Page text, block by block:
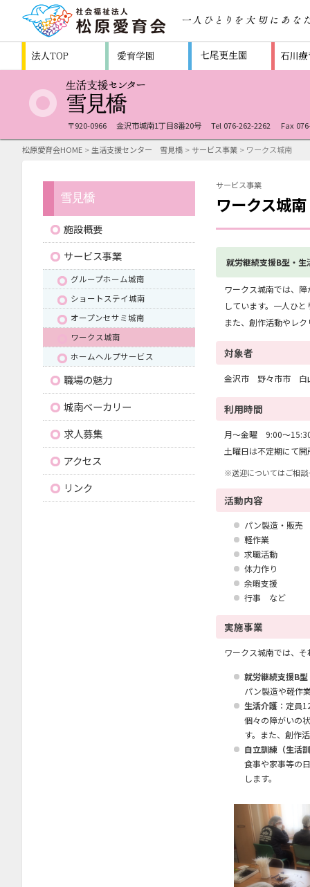
〒920-0966 金沢市城南1丁目8番20号 Tel 076-262-2262 Fax
松原愛育会HOME > 生活支援センター 雪見橋 >サービス事業 > ワークス城南
サービス事業
ワークス城南
就労継続支援B型・
ワークス城南では、
しています。一人ひ
また、創作活動やレ
対象者
金沢市 野々市市 白
利用時間
月～金曜 9:00〜
土曜日は不定期にて開
※送迎についてはご相談
活動内容
パン製造・販売
軽作業
求職活動
体力作り
余暇支援
行事 など
実施事業
ワークス城南では、
就労継続支援B型
パン製造や軽作
生活介護 ：定員
個々の障がいの
す。また、創作
自立訓練（生活
食事や家事等の
します。
施設概要
サービス事業
グループホーム城南
ショートステイ城南
オープンセサミ城南
ワークス城南
ホームヘルプサービス
職場の魅力
城南ベーカリー
求人募集
アクセス
リンク